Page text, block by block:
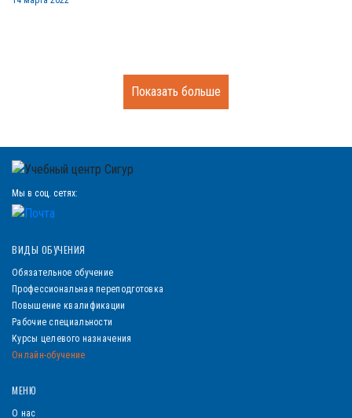
Показать больше
Мы в соц. сетях:
ВИДЫ ОБУЧЕНИЯ
Обязательное обучение
Профессиональная переподготовка
Повышение квалификации
Рабочие специальности
Курсы целевого назначения
Онлайн-обучение
МЕНЮ
О нас